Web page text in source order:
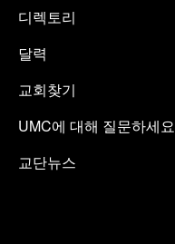
디렉토리
달력
교회찾기
UMC에 대해 질문하세요
교단뉴스